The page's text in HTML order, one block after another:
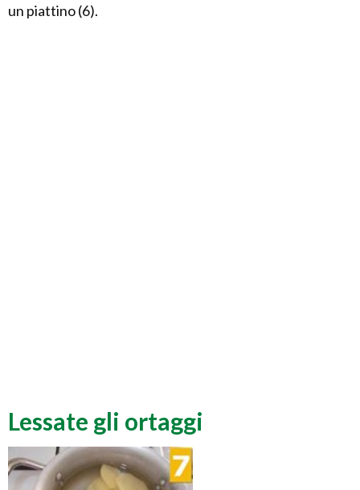
un piattino (6).
Lessate gli ortaggi